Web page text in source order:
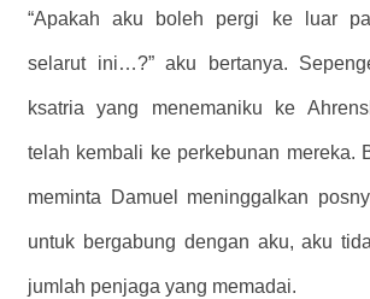
“Apakah aku boleh pergi ke luar
selarut ini…?” aku bertanya.
ksatria yang menemaniku ke
telah kembali ke perkebunan mereka.
meminta Damuel meninggalkan
untuk bergabung dengan aku, aku
jumlah penjaga yang memadai.